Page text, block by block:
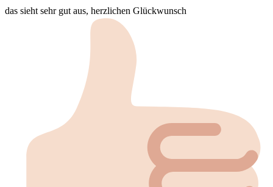
das sieht sehr gut aus, herzlichen Glückwunsch